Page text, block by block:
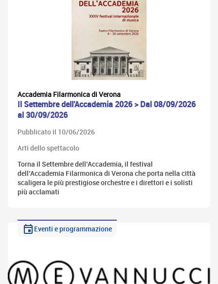
Accademia Filarmonica di Verona
Il Settembre dell'Accademia 2026 > Dal 08/09/2026
al 30/09/2026
Pubblicato il 10/06/2026
Arti dello spettacolo
Torna il Settembre dell’Accademia, il festival
dell’Accademia Filarmonica di Verona che porta nella città
scaligera le più prestigiose orchestre e i direttori e i solisti
più acclamati
Eventi e programmazione